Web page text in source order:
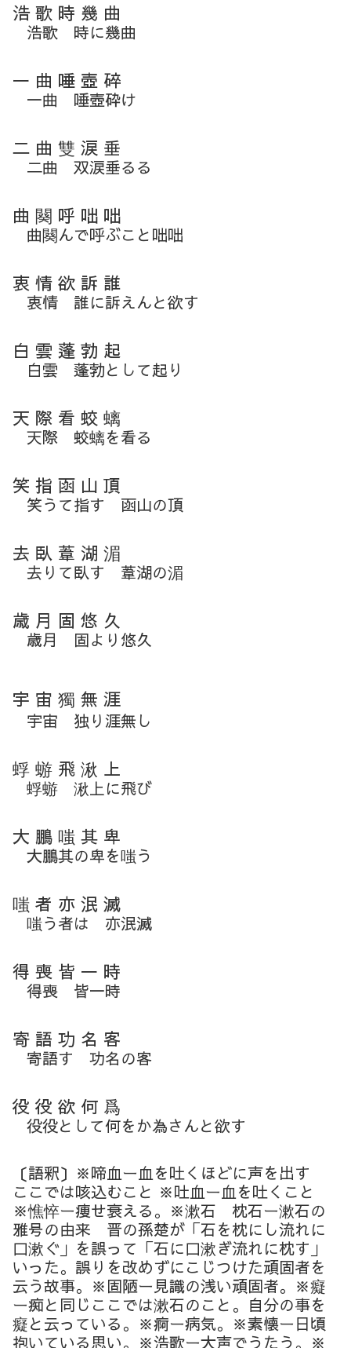
浩 歌 時 幾 曲
浩歌 時に幾曲
一 曲 唾 壺 碎
一曲 唾壺砕け
二 曲 雙 涙 垂
二曲 双涙垂るる
曲 闋 呼 咄 咄
曲闋んで呼ぶこと咄咄
衷 情 欲 訴 誰
衷情 誰に訴えんと欲す
白 雲 蓬 勃 起
白雲 蓬勃として起り
天 際 看 蛟 螭
天際 蛟螭を看る
笑 指 函 山 頂
笑うて指す 函山の頂
去 臥 葦 湖 湄
去りて臥す 葦湖の湄
歳 月 固 悠 久
歳月 固より悠久
宇 宙 獨 無 涯
宇宙 独り涯無し
蜉 蝣 飛 湫 上
蜉蝣 湫上に飛び
大 鵬 嗤 其 卑
大鵬其の卑を嗤う
嗤 者 亦 泯 滅
嗤う者は 亦泯滅
得 喪 皆 一 時
得喪 皆一時
寄 語 功 名 客
寄語す 功名の客
役 役 欲 何 爲
役役として何をか為さんと欲す
〔語釈〕※啼血ー血を吐くほどに声を出す
ここでは咳込むこと ※吐血ー血を吐くこと
※憔悴ー痩せ衰える。※漱石 枕石ー漱石の
雅号の由来 晋の孫楚が「石を枕にし流れに
口漱ぐ」を誤って「石に口漱ぎ流れに枕す」
いった。誤りを改めずにこじつけた頑固者を
云う故事。※固陋ー見識の浅い頑固者。※癡
ー痴と同じここでは漱石のこと。自分の事を
癡と云っている。※痾ー病気。※素懐ー日頃
抱いている思い。※浩歌ー大声でうたう。※